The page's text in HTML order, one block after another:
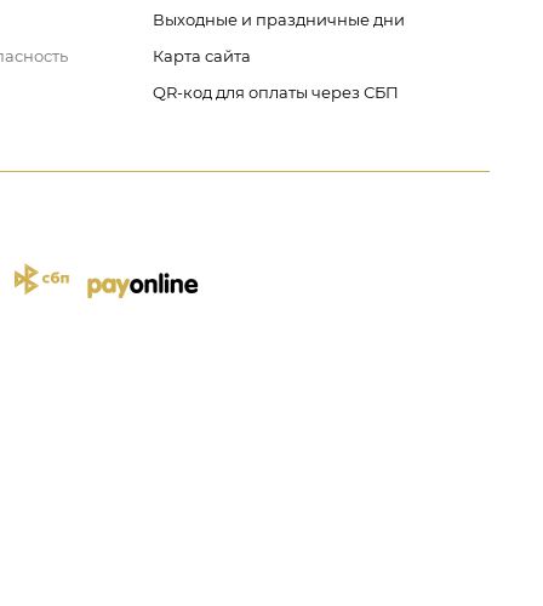
Выходные и праздничные дни
Карта сайта
QR-код для оплаты через СБП